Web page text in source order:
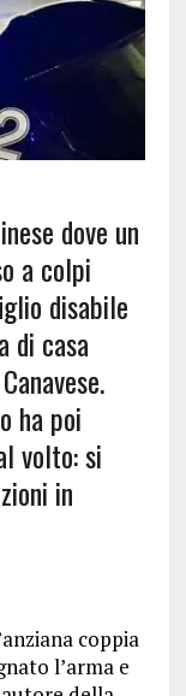
dove un
a colpi
disabile
di casa
ha poi
volto: si
in
coppia
l’arma e